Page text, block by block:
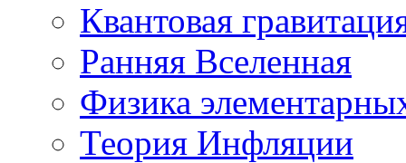
Квантовая
Ранняя Вселенная
Физика
Теория Инфляции